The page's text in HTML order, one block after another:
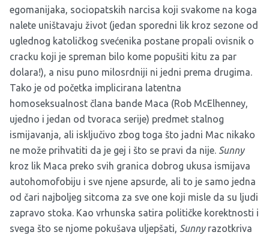
egomanijaka, sociopatskih narcisa koji svakome na koga
nalete uništavaju život (jedan sporedni lik kroz sezone od
uglednog katoličkog svećenika postane propali ovisnik o
cracku koji je spreman bilo kome popušiti kitu za par
dolara!), a nisu puno milosrdniji ni jedni prema drugima.
Tako je od početka implicirana latentna
homoseksualnost člana bande Maca (Rob McElhenney,
ujedno i jedan od tvoraca serije) predmet stalnog
ismijavanja, ali isključivo zbog toga što jadni Mac nikako
ne može prihvatiti da je gej i što se pravi da nije. Sunny
kroz lik Maca preko svih granica dobrog ukusa ismijava
autohomofobiju i sve njene apsurde, ali to je samo jedna
od čari najboljeg sitcoma za sve one koji misle da su ljudi
zapravo stoka. Kao vrhunska satira političke korektnosti i
svega što se njome pokušava uljepšati, Sunnyrazotkriva